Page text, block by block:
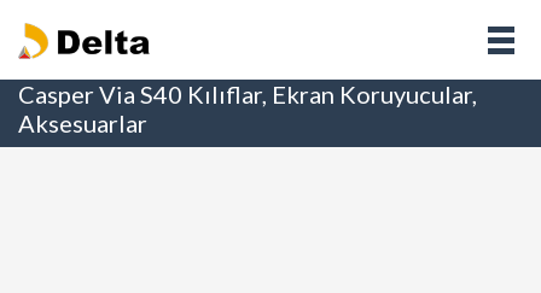
Casper Via S40 Kılıflar, Ekran Koruyucular,
Aksesuarlar